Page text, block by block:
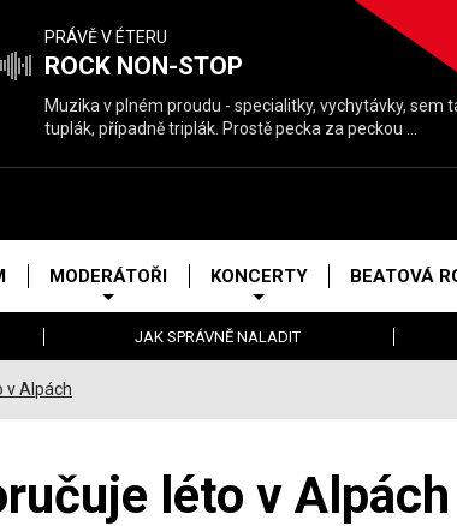
PRÁVĚ V ÉTERU
ROCK NON-STOP
Muzika v plném proudu - specialitky, vychytávky, sem
tuplák, případně triplák. Prostě pecka za peckou ...
MODERÁTOŘI KONCERTY BEATOVÁ
JAK SPRÁVNĚ NALADIT
v Alpách
léto v Alpách